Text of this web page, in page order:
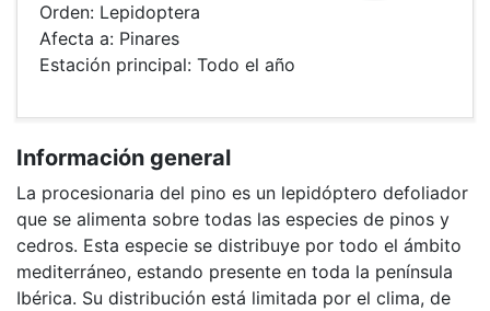
Orden: Lepidoptera
Afecta a: Pinares
Estación principal: Todo el año
Información general
La procesionaria del pino es un lepidóptero defoliador
que se alimenta sobre todas las especies de pinos y
cedros. Esta especie se distribuye por todo el ámbito
mediterráneo, estando presente en toda la península
Ibérica. Su distribución está limitada por el clima, de